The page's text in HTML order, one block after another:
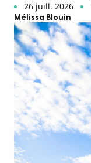
26 juill. 2026
Mélissa Blouin